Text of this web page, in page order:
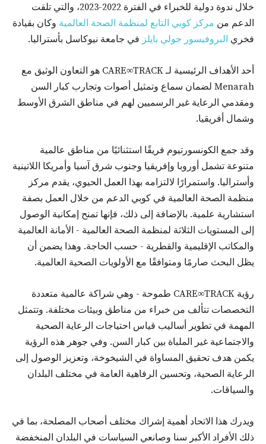
خلال ندوة دولية للخبراء في الفترة 2022-2023، والتي تلقت
الدعم من مركز كوبي التابع لمنظمة الصحة العالمية وكان بقيادة
فخري البروفيسور جولي بايلز في جامعة نيوكاسل بأستراليا.
أحد الأهداف الرئيسية لـ CARE∞TRACK هو التعاون الوثيق مع
Menarah لضمان سماع وتمثيل أصوات وتجارب كبار السن
ومقدمي الرعاية غير الرسميين لهم في مناطق الشرق الأوسط
وشمال أفريقيا.
وقد جمع الكونسورتيوم فريقًا استثنائيًا من مناطق عالمية
متنوعة تشمل أوروبا وإفريقيا وجنوب شرق آسيا وأمريكا اللاتينية
وأستراليا. واستمرارًا لالتزامه بهذا العمل الحيوي، يقدم مركز
منظمة الصحة العالمية في كوبي الدعم من خلال العمل بصفة
استشارية علمية. بالإضافة إلى ذلك، فإنها تمنح إمكانية الوصول
إلى المستويات الثلاثة لمنظمة الصحة العالمية - الأمانة العالمية
والمكاتب الإقليمية والقطرية - حسب الحاجة. وهذا يضمن أن
يظل البحث صارمًا ومتوافقًا مع الأولويات الصحية العالمية.
رؤية CARE∞TRACK طموحة - وهي شراكة عالمية متعددة
التخصصات تتألف من خبراء من مناطق وبيئات مختلفة. وتتمثل
المهمة في تطوير أساليب قياس احتياجات الرعاية الصحية
والاجتماعية غير الملباة بين كبار السن. وفي جوهر هذه الرؤية
يكمن هدف تحقيق المساواة في الشيخوخة، وتعزيز الوصول إلى
الرعاية الصحية، وتحسين الرفاهية العامة في مختلف البلدان
والسياقات.
ويدرك هذا الاتحاد أهمية إشراك مختلف أصحاب المصلحة، بما في
ذلك الأفراد الأكبر سنا وصانعي السياسات في البلدان المنخفضة